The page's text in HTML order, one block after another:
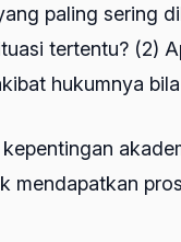
paling sering
tertentu? (2)
hukumnya